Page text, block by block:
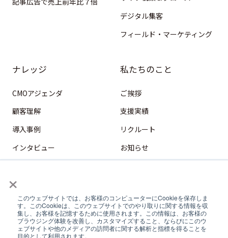
×
このウェブサイトでは、お客様のコンピューターにCookieを保存しま
す。このCookieは、このウェブサイトでのやり取りに関する情報を収
集し、お客様を記憶するために使用されます。この情報は、お客様の
ブラウジング体験を改善し、カスタマイズすること、ならびにこのウ
ェブサイトや他のメディアの訪問者に関する解析と指標を得ることを
目的として利用されます。
デジタル集客
フィールド・マーケティング
ナレッジ
CMOアジェンダ
顧客理解
導入事例
インタビュー
デジタル営業
コンテンツマーケティング
フィールドマーケティング
私たちのこと
ご挨拶
支援実績
リクルート
お知らせ